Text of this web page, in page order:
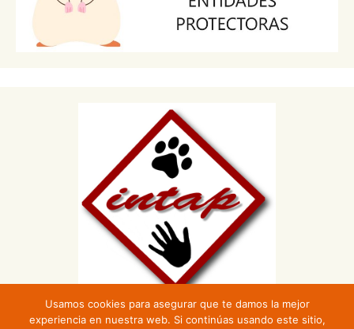
Usamos cookies para asegurar que te damos la mejor
experiencia en nuestra web. Si continúas usando este sitio,